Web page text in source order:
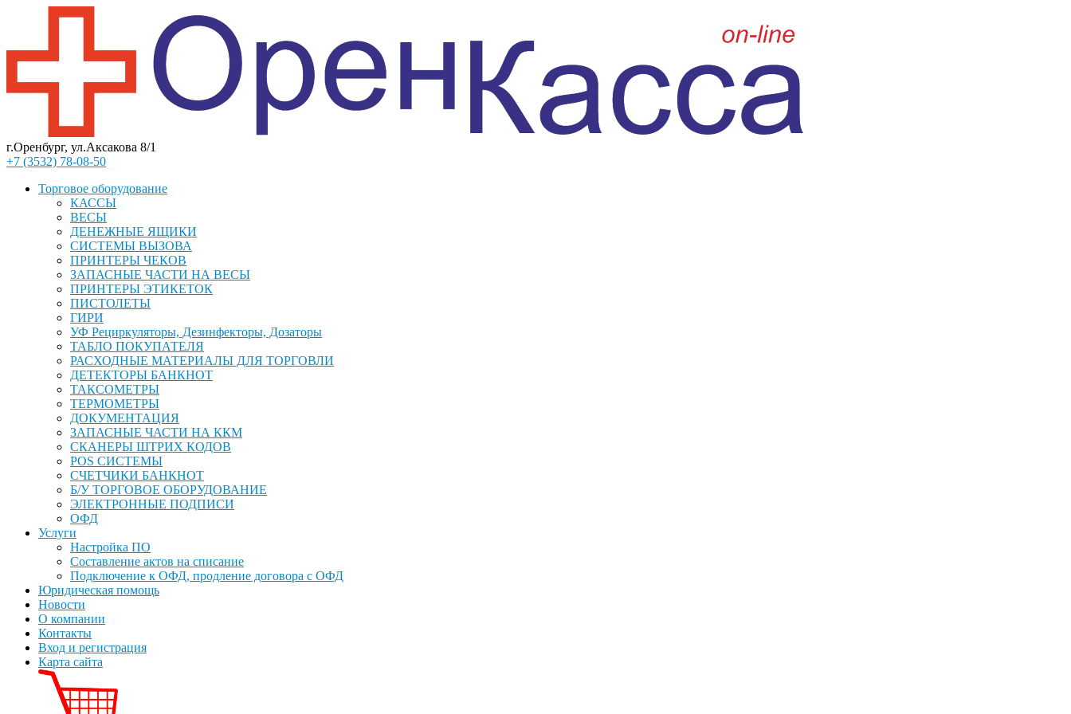
г.Оренбург, ул.Аксакова 8/1
+7 (3532) 78-08-50
Торговое оборудование
КАССЫ
ВЕСЫ
ДЕНЕЖНЫЕ ЯЩИКИ
СИСТЕМЫ ВЫЗОВА
ПРИНТЕРЫ ЧЕКОВ
ЗАПАСНЫЕ ЧАСТИ НА ВЕСЫ
ПРИНТЕРЫ ЭТИКЕТОК
ПИСТОЛЕТЫ
ГИРИ
УФ Рециркуляторы, Дезинфекторы, Дозаторы
ТАБЛО ПОКУПАТЕЛЯ
РАСХОДНЫЕ МАТЕРИАЛЫ ДЛЯ ТОРГОВЛИ
ДЕТЕКТОРЫ БАНКНОТ
ТАКСОМЕТРЫ
ТЕРМОМЕТРЫ
ДОКУМЕНТАЦИЯ
ЗАПАСНЫЕ ЧАСТИ НА ККМ
СКАНЕРЫ ШТРИХ КОДОВ
POS СИСТЕМЫ
СЧЕТЧИКИ БАНКНОТ
Б/У ТОРГОВОЕ ОБОРУДОВАНИЕ
ЭЛЕКТРОННЫЕ ПОДПИСИ
ОФД
Услуги
Настройка ПО
Составление актов на списание
Подключение к ОФД, продление договора с ОФД
Юридическая помощь
Новости
О компании
Контакты
Вход и регистрация
Карта сайта